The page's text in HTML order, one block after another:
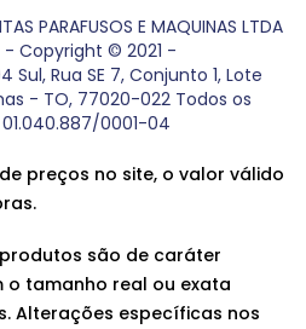
PARAFUSOS E MAQUINAS LTDA
- Copyright © 2021 -
Rua SE 7, Conjunto 1, Lote
- TO, 77020-022 Todos os
0001-04
preços no site, o valor válido
são de caráter
o tamanho real ou exata
Alterações específicas nos